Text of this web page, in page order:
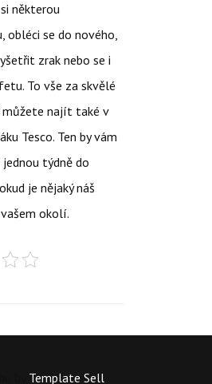
některou
obléci se do nového,
zrak nebo se i
To vše za skvělé
můžete najít také v
Tesco. Ten by vám
týdně do
je nějaký náš
okolí.
Template Sell